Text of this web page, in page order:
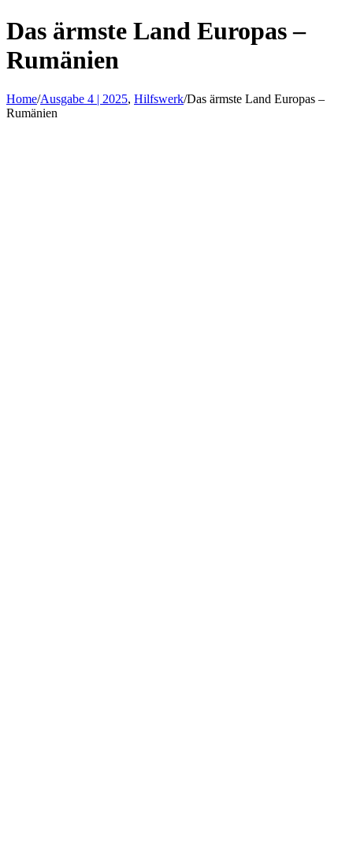
Das ärmste Land Europas –
Rumänien
Home/Ausgabe 4 | 2025, Hilfswerk/Das ärmste Land Europas –
Rumänien